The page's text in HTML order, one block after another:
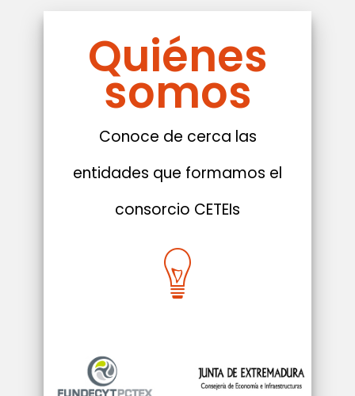
Quiénes
somos
Conoce de cerca las
entidades que formamos el
consorcio CETEIs